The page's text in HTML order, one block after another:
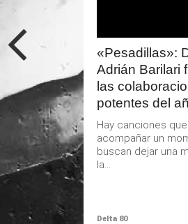
«Pesadillas»:
Adrián Barilari
las
potentes del
Hay canciones
acompañar un
buscan dejar una
la...
Delta 80